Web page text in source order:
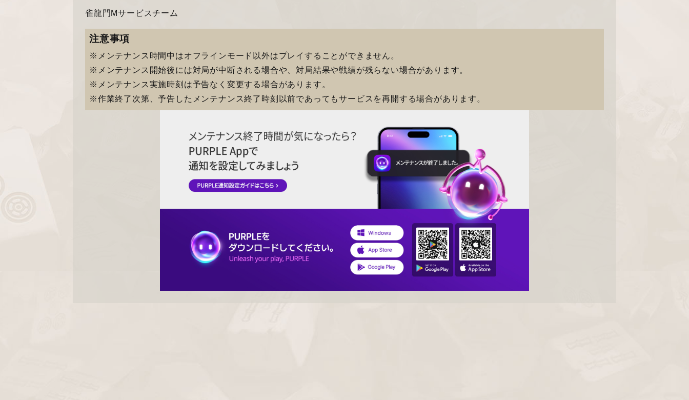
雀龍門Mサービスチーム
注意事項
※メンテナンス時間中はオフラインモード以外はプレイすることができません。
※メンテナンス開始後には対局が中断される場合や、対局結果や戦績が残らない場合があります。
※メンテナンス実施時刻は予告なく変更する場合があります。
※作業終了次第、予告したメンテナンス終了時刻以前であってもサービスを再開する場合があります。